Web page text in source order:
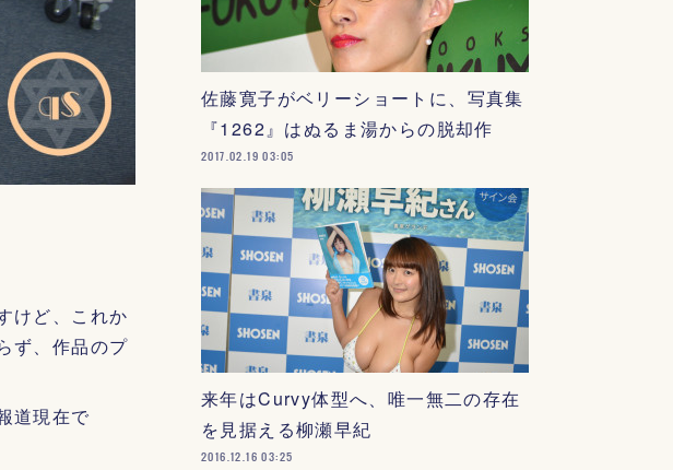
けど、これか
ず、作品のプ
道現在で
佐藤寛子がベリーショートに、写真集
『1262』はぬるま湯からの脱却作
2017.02.19 03:05
来年はCurvy体型へ、唯一無二の存在
を見据える柳瀬早紀
2016.12.16 03:25